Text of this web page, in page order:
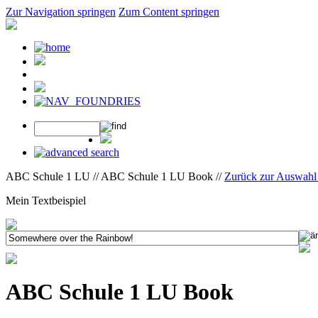
Zur Navigation springen Zum Content springen
ABC Schule 1 LU // ABC Schule 1 LU Book // Zurück zur
Mein Textbeispiel
ABC Schule 1 LU Book